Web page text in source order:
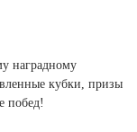
наградному
кубки, призы
побед!